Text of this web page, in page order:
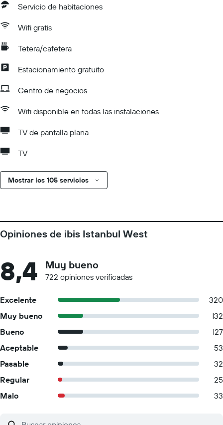
Servicio de habitaciones
Wifi gratis
Tetera/cafetera
Estacionamiento gratuito
Centro de negocios
Wifi disponible en todas las instalaciones
TV de pantalla plana
TV
Mostrar los 105 servicios
Opiniones de ibis Istanbul West
8,4 Muy bueno
722 opiniones verificadas
Excelente
320
Muy bueno
132
Bueno
127
Aceptable
53
Pasable
32
Regular
25
Malo
33